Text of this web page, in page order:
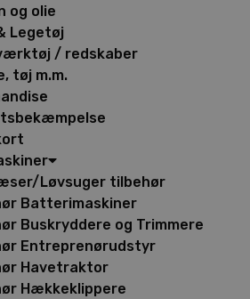
og olie
Legetøj
/ redskaber
tøj m.m.
Løvsuger tilbehør
Batterimaskiner
Buskryddere og Trimmere
Entreprenørudstyr
Havetraktor
Hækkeklippere